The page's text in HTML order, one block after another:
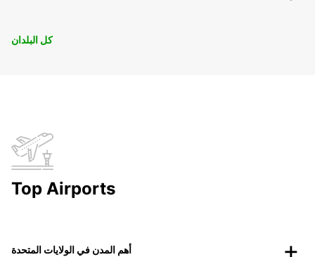
كل البلدان
Top Airports
أهم المدن في الولايات المتحدة